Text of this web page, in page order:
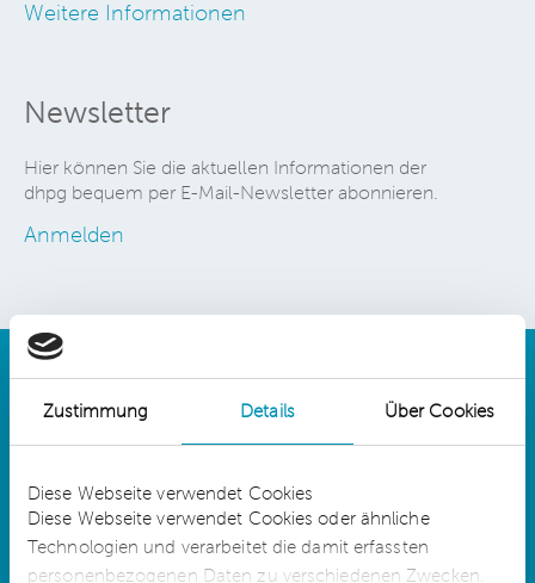
Zustimmung Details Über Cookies
Diese Webseite verwendet Cookies
Diese Webseite verwendet Cookies oder ähnliche
Technologien und verarbeitet die damit erfassten
personenbezogenen Daten zu verschiedenen Zwecken.
Weitere Informationen
Newsletter
Hier können Sie die aktuellen Informationen der
dhpg bequem per E-Mail-Newsletter abonnieren.
Anmelden
dhpg is an independent network member of
CLA Global. See
CLAglobal.com/disclaimer